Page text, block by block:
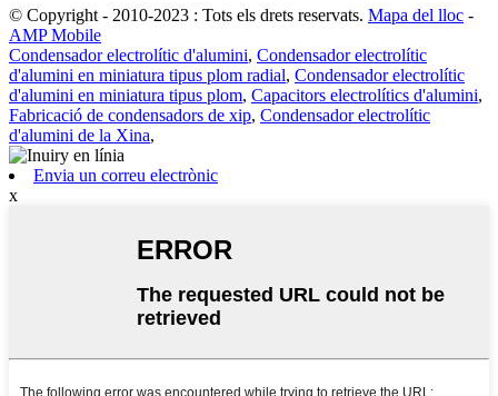
© Copyright - 2010-2023 : Tots els drets reservats. Mapa del lloc -
AMP Mobile
Condensador electrolític d'alumini, Condensador electrolític
d'alumini en miniatura tipus plom radial, Condensador electrolític
d'alumini en miniatura tipus plom, Capacitors electrolítics d'alumini,
Fabricació de condensadors de xip, Condensador electrolític
d'alumini de la Xina,
Envia un correu electrònic
x